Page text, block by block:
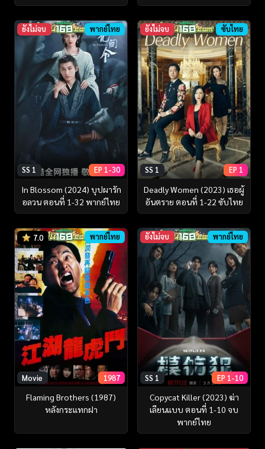
ยังไม่จบ พากย์ไทย
SS 1 EP 1-30
In Blossom (2024) บุปผารัก
อลวน ตอนที่ 1-32 พากย์ไทย
ยังไม่จบ ซับไทย
SS 1 EP 1
Deadly Women (2023) เธอผู้
อันตราย ตอนที่ 1-22 ซับไทย
7.0 พากย์ไทย
Movie 1987
Flaming Brothers (1987)
หลังกระแทกฝา
ยังไม่จบ พากย์ไทย
SS 1 EP 1-10
Copycat Killer (2023) ฆ่า
เลียนแบบ ตอนที่ 1-10 จบ
พากย์ไทย